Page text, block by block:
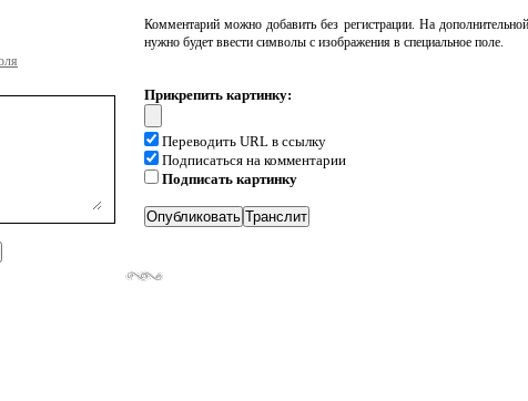
Комментарий можно добавить без регистрации. На
нужно будет ввести символы с изображения в специальное поле.
Прикрепить картинку:
Переводить URL в ссылку
Подписаться на комментарии
Подписать картинку